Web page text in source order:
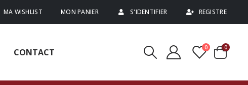
MA WISHLIST MON PANIER S'IDENTIFIER REGISTRE
CONTACT 0 0